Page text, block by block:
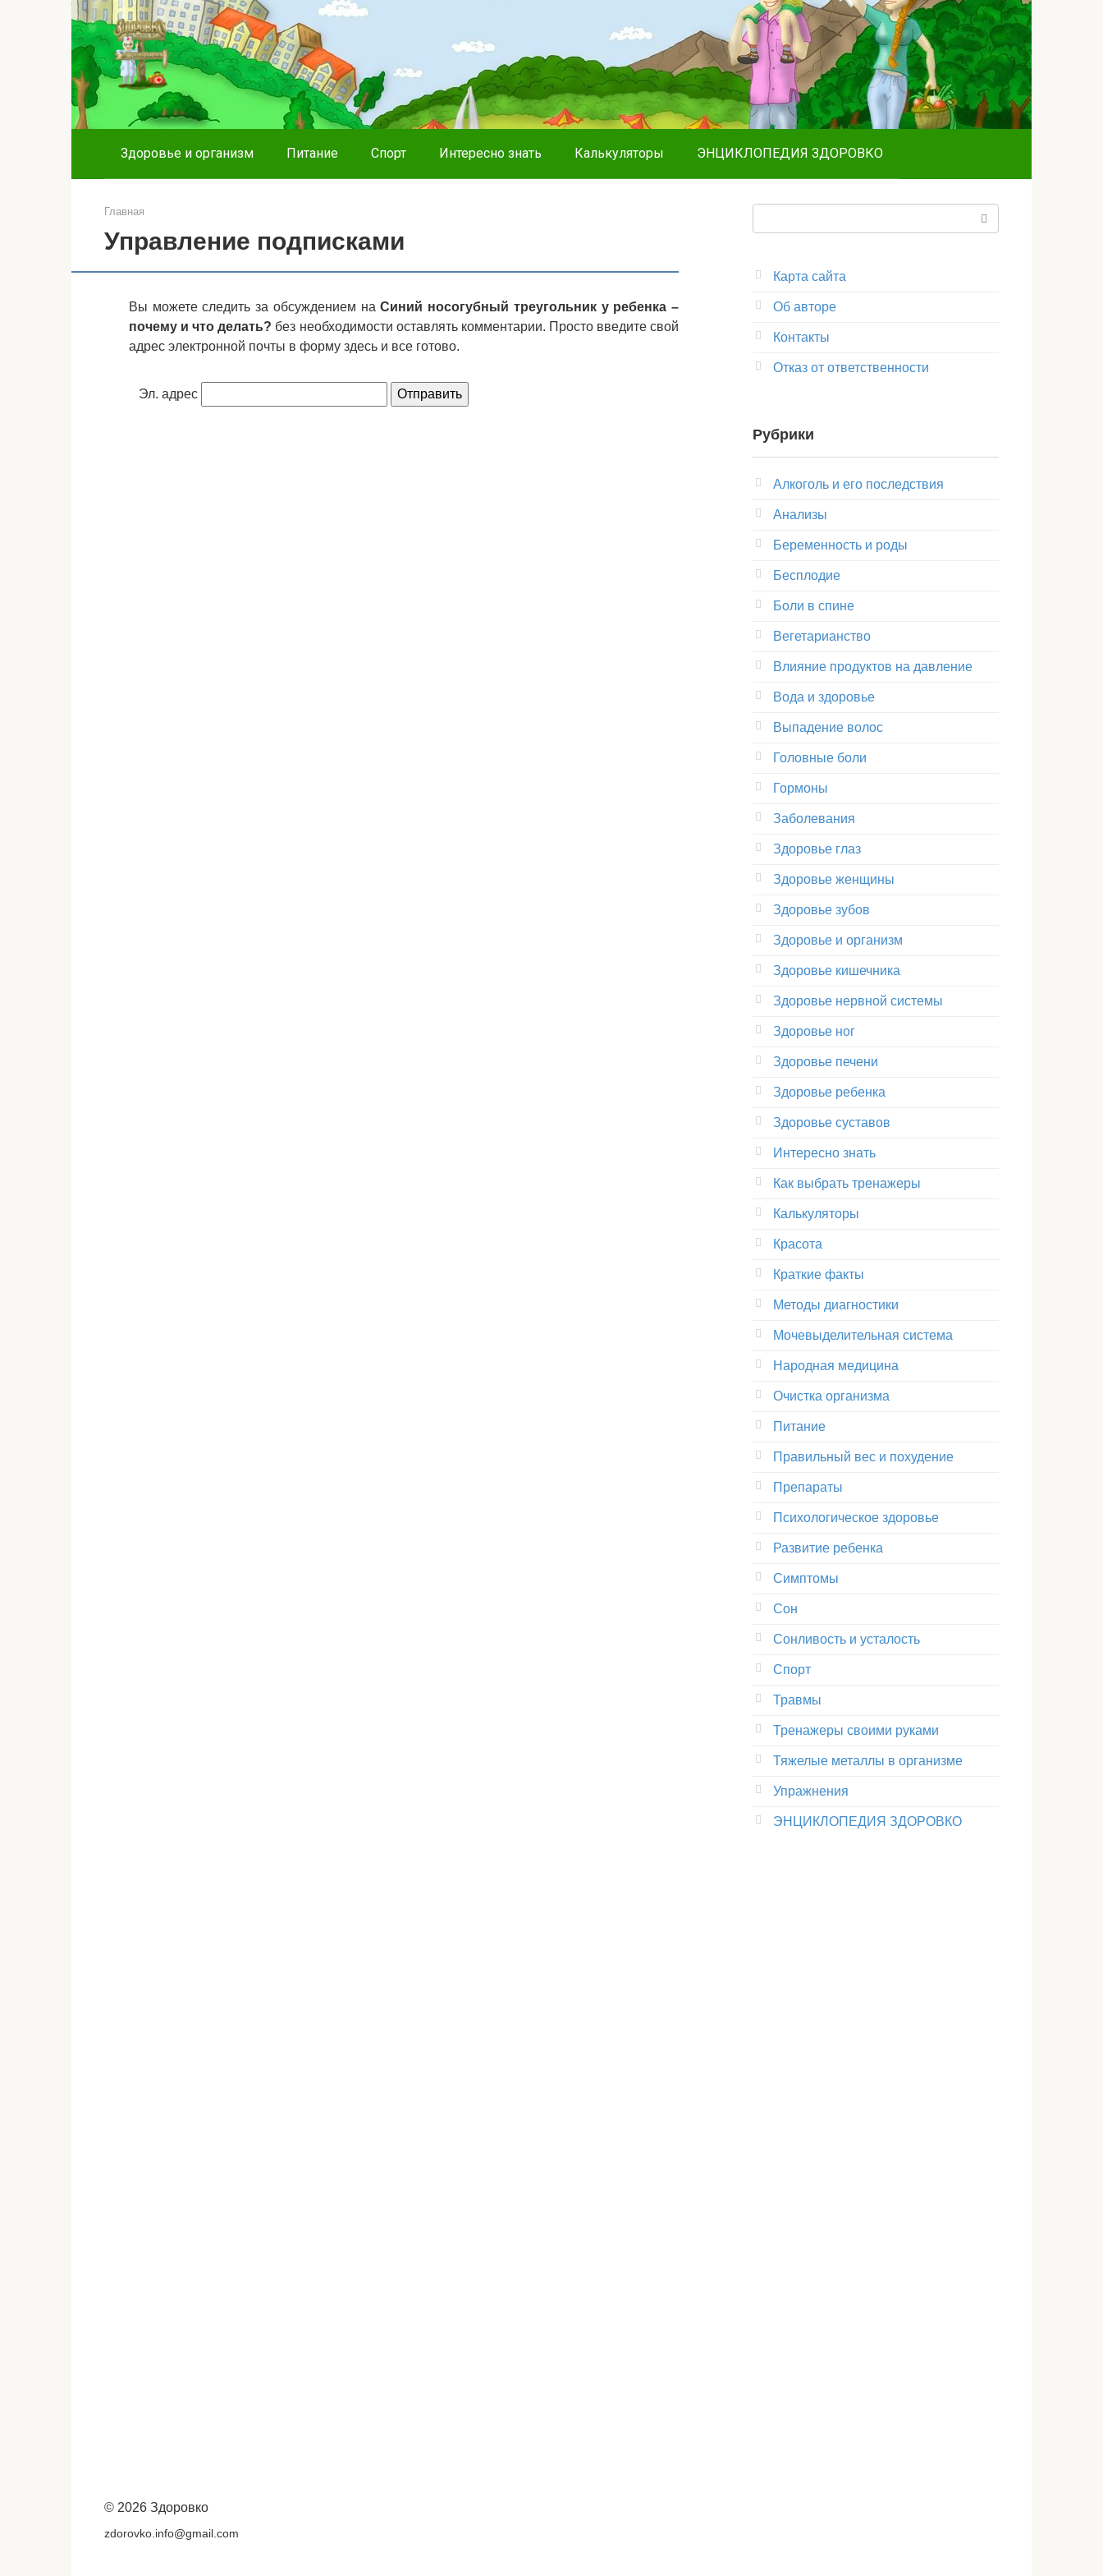
Здоровье и организм Питание Спорт Интересно знать Калькуляторы ЭНЦИКЛОПЕДИЯ ЗДОРОВКО
Главная
Управление подписками
Вы можете следить за обсуждением наСиний носогубный треугольник у ребенка –
почему и что делать? без необходимости оставлять комментарии. Просто введите свой
адрес электронной почты в форму здесь и все готово.
Эл. адрес
Карта сайта
Об авторе
Контакты
Отказ от ответственности
Рубрики
Алкоголь и его последствия
Анализы
Беременность и роды
Бесплодие
Боли в спине
Вегетарианство
Влияние продуктов на давление
Вода и здоровье
Выпадение волос
Головные боли
Гормоны
Заболевания
Здоровье глаз
Здоровье женщины
Здоровье зубов
Здоровье и организм
Здоровье кишечника
Здоровье нервной системы
Здоровье ног
Здоровье печени
Здоровье ребенка
Здоровье суставов
Интересно знать
Как выбрать тренажеры
Калькуляторы
Красота
Краткие факты
Методы диагностики
Мочевыделительная система
Народная медицина
Очистка организма
Питание
Правильный вес и похудение
Препараты
Психологическое здоровье
Развитие ребенка
Симптомы
Сон
Сонливость и усталость
Спорт
Травмы
Тренажеры своими руками
Тяжелые металлы в организме
Упражнения
ЭНЦИКЛОПЕДИЯ ЗДОРОВКО
© 2026 Здоровко
zdorovko.info@gmail.com